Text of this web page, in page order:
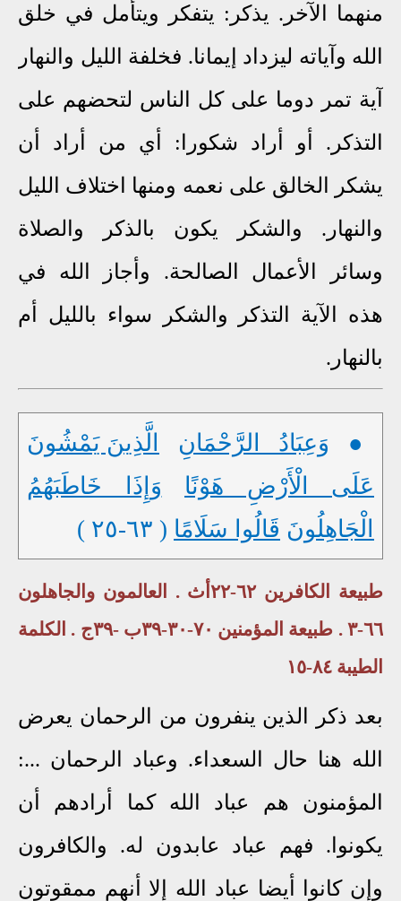
منهما الآخر. يذكر: يتفكر ويتأمل في خلق
الله وآياته ليزداد إيمانا. فخلفة الليل والنهار
آية تمر دوما على كل الناس لتحضهم على
التذكر. أو أراد شكورا: أي من أراد أن
يشكر الخالق على نعمه ومنها اختلاف الليل
والنهار. والشكر يكون بالذكر والصلاة
وسائر الأعمال الصالحة. وأجاز الله في
هذه الآية التذكر والشكر سواء بالليل أم
بالنهار.
● وَعِبَادُ الرَّحْمَانِ
الَّذِينَ يَمْشُونَ
عَلَى الْأَرْضِ هَوْنًا
وَإِذَا خَاطَبَهُمُ
الْجَاهِلُونَ قَالُوا سَلَامًا ( ٦٣-٢٥ )
طبيعة الكافرين ٦٢-٢٢أث . العالمون والجاهلون
٦٦-٣ . طبيعة المؤمنين ٧٠-٣٠-٣٩ب -٣٩ج . الكلمة
الطيبة ٨٤-١٥
بعد ذكر الذين ينفرون من الرحمان يعرض
الله هنا حال السعداء. وعباد الرحمان ...:
المؤمنون هم عباد الله كما أرادهم أن
يكونوا. فهم عباد عابدون له. والكافرون
وإن كانوا أيضا عباد الله إلا أنهم ممقوتون